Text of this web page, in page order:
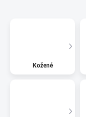
Kožené